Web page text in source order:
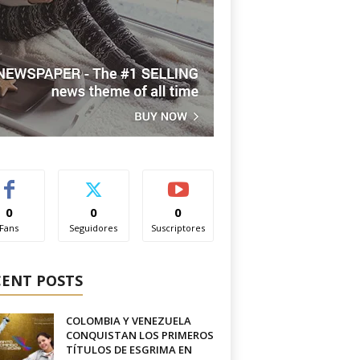
0
Fans
0
Seguidores
0
Suscriptores
POSTS
COLOMBIA Y VENEZUELA
CONQUISTAN LOS PRIMEROS
TÍTULOS DE ESGRIMA EN